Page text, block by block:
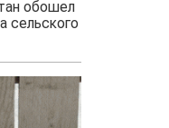
обошел
сельского